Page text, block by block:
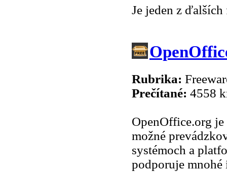
Je jeden z
Rubrika:
Prečítané: 4558
OpenOffice.org
možné
systémoch a
podporuje mnohé